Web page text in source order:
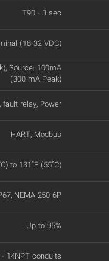
T90 - 3 sec
(18-32 VDC)
Source: 100mA
(300 mA Peak)
relay, Power
HART, Modbus
to 131˚F (55˚C)
NEMA 250 6P
Up to 95%
14NPT conduits